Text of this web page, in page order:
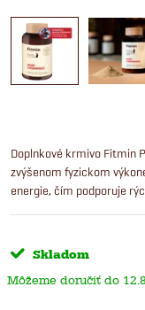
Doplnkové krmivo Fitmin
zvýšenom fyzickom
energie, čím podporuje
Skladom